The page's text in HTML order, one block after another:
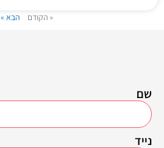
« הקודם הבא »
שם
נייד